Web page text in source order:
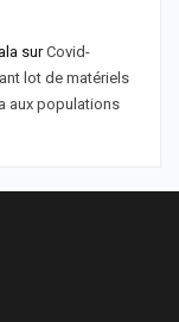
surCovid-
lot de matériels
aux populations